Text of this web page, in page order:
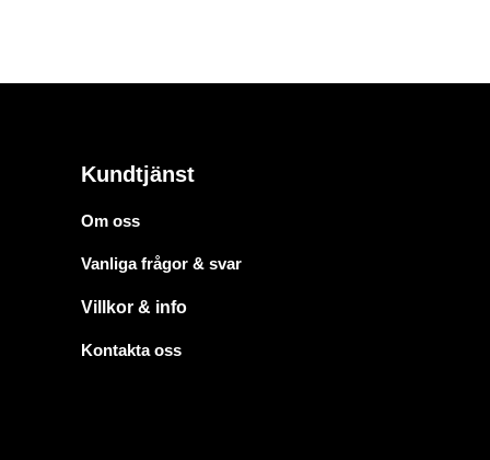
Kundtjänst
Om oss
Vanliga frågor & svar
Villkor & info
Kontakta oss